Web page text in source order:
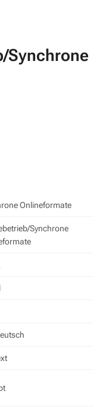
Synchrone
Onlineformate
Synchrone